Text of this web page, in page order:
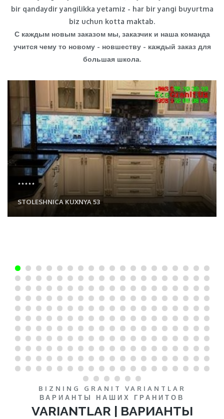
bir qandaydir yangilikka yetamiz - har bir yangi buyurtma
biz uchun kotta maktab.
С каждым новым заказом мы, заказчик и наша команда
учится чему то новому - новшеству - каждый заказ для
большая школа.
*****
STOLESHNICA KUXNYA 53
BIZNING GRANIT VARIANTLAR
ВАРИАНТЫ НАШИХ ГРАНИТОВ
VARIANTLAR | ВАРИАНТЫ